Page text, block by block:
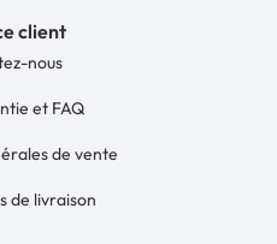
client
nous
et FAQ
de vente
de livraison